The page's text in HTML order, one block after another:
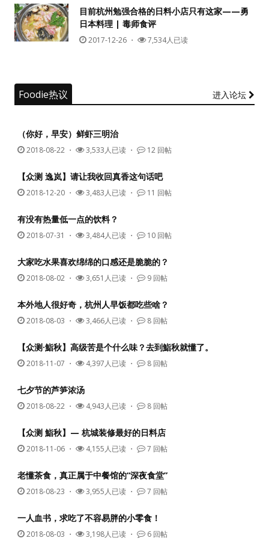
目前杭州勉强合格的日料小店只有这家——勇
日本料理 | 毒师食评
2017-12-26 ・ 7,534人已读
Foodie热议 进入论坛
（你好，早安）鲜虾三明治
2018-08-22 ・ 3,533人已读 ・ 12 回帖
【众测 逸岚】请让我收回真香这句话吧
2018-12-20 ・ 3,483人已读 ・ 11 回帖
有没有热量低一点的饮料？
2018-07-31 ・ 3,484人已读 ・ 10 回帖
大家吃水果喜欢绵绵的口感还是脆脆的？
2018-08-02 ・ 3,651人已读 ・ 9 回帖
本外地人很好奇，杭州人早饭都吃些啥？
2018-08-03 ・ 3,466人已读 ・ 8 回帖
【众测·鮨秋】高级苦是个什么味？去到鮨秋就懂了。
2018-11-07 ・ 4,397人已读 ・ 8 回帖
七夕节的芦笋浓汤
2018-08-22 ・ 4,943人已读 ・ 8 回帖
【众测 鮨秋】— 杭城装修最好的日料店
2018-11-06 ・ 4,155人已读 ・ 7 回帖
老懂茶食，真正属于中餐馆的“深夜食堂”
2018-08-23 ・ 3,955人已读 ・ 7 回帖
一人血书，求吃了不容易胖的小零食！
2018-08-03 ・ 3,198人已读 ・ 6 回帖